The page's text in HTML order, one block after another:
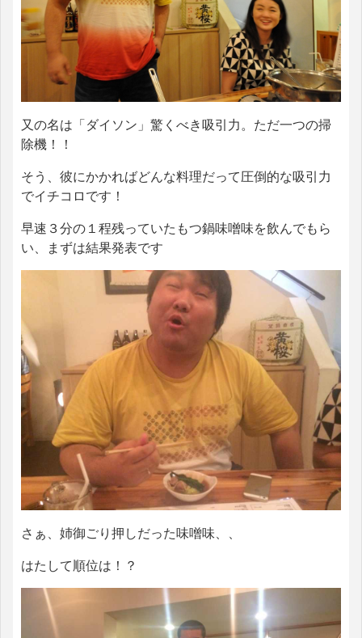
又の名は「ダイソン」驚くべき吸引力。ただ一つの掃
除機！！
そう、彼にかかればどんな料理だって圧倒的な吸引力
でイチコロです！
早速３分の１程残っていたもつ鍋味噌味を飲んでもら
い、まずは結果発表です
さぁ、姉御ごり押しだった味噌味、、
はたして順位は！？